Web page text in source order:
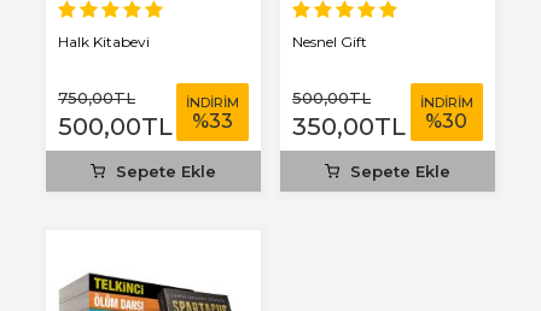
Halk Kitabevi
750,00TL
500,00TL
İNDİRİM
%33
Sepete Ekle
Nesnel Gift
500,00TL
350,00TL
İNDİRİM
%30
Sepete Ekle